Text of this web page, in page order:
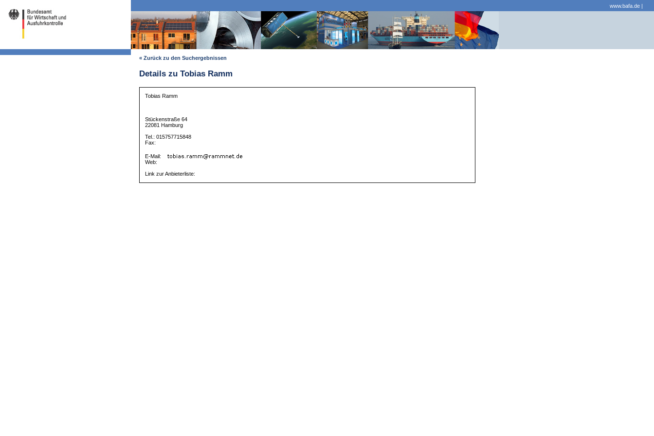
www.bafa.de |
« Zurück zu den Suchergebnissen
Details zu Tobias Ramm
Tobias Ramm
Stückenstraße 64
22081 Hamburg
Tel.: 015757715848
Fax:
E-Mail:
Web:
Link zur Anbieterliste: